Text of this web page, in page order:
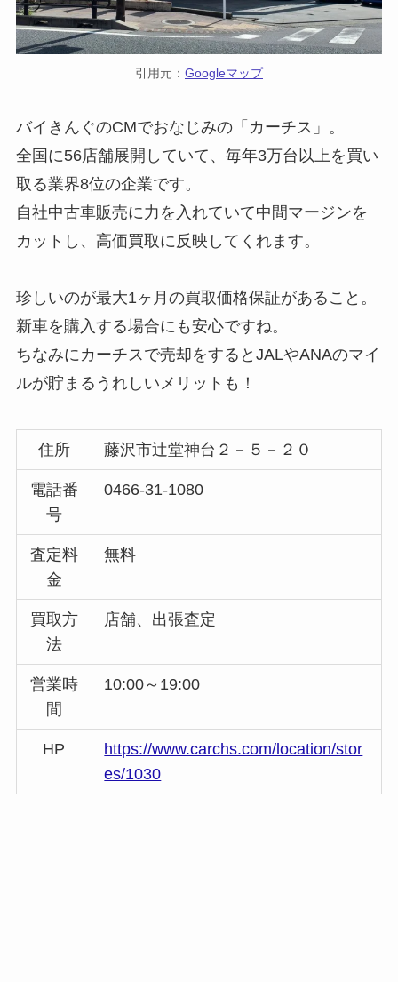
引用元： Googleマップ
バイきんぐのCMでおなじみの「カーチス」。
全国に56店舗展開していて、毎年3万台以上を買い
取る業界8位の企業です。
自社中古車販売に力を入れていて中間マージンを
カットし、高価買取に反映してくれます。
珍しいのが最大1ヶ月の買取価格保証があること。
新車を購入する場合にも安心ですね。
ちなみにカーチスで売却をするとJALやANAのマイ
ルが貯まるうれしいメリットも！
住所 藤沢市辻堂神台２－５－２０
電話番
号
0466-31-1080
査定料
金
無料
買取方
法
店舗、出張査定
営業時
間
10:00～19:00
HP
https://www.carchs.com/location/stor
es/1030